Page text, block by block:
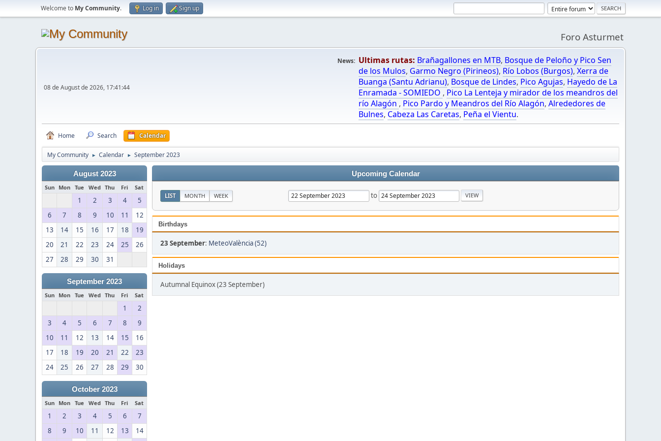
Welcome to My Community. Log in Sign up
Foro Asturmet
08 de August de 2026, 17:41:44
News: Ultimas rutas: Brañagallones en MTB, Bosque de Peloño y Pico Sen
de los Mulos, Garmo Negro (Pirineos), Río Lobos (Burgos), Xerra de
Buanga (Santu Adrianu), Bosque de Lindes, Pico Agujas, Hayedo de La
Enramada - SOMIEDO , Pico La Lenteja y mirador de los meandros del
río Alagón , Pico Pardo y Meandros del Río Alagón, Alrededores de
Bulnes, Cabeza Las Caretas, Peña el Vientu.
Home Search Calendar
My Community ► Calendar ► September 2023
August 2023
Sun Mon Tue Wed Thu Fri Sat
1 2 3 4
5
6
7 8 9 10 11
12
13
14 15 16 17 18
19
20
21 22 23 24 25
26
27
28 29 30 31
September 2023
Sun Mon Tue Wed Thu Fri Sat
1
2
3
4 5 6 7 8
9
10
11 12 13 14 15
16
17
18 19 20 21 22
23
24
25 26 27 28 29 30
October 2023
Sun Mon Tue Wed Thu Fri Sat
1 2 3 4 5 6
7
8
9 10 11 12 13 14
Upcoming Calendar
LIST MONTH WEEK to
Birthdays
23 September: MeteoValència (52)
Holidays
Autumnal Equinox (23 September)